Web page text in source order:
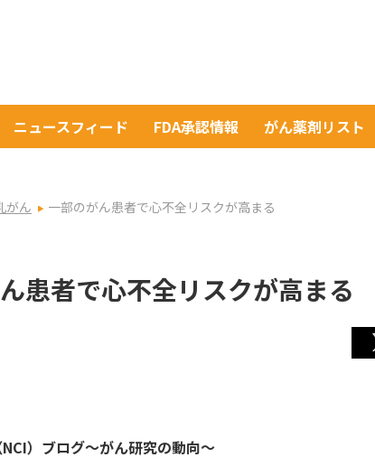
ニュースフィード FDA承認情報 がん薬剤リスト
がん 一部のがん患者で心不全リスクが高まる
患者で心不全リスクが高まる
）ブログ～がん研究の動向～